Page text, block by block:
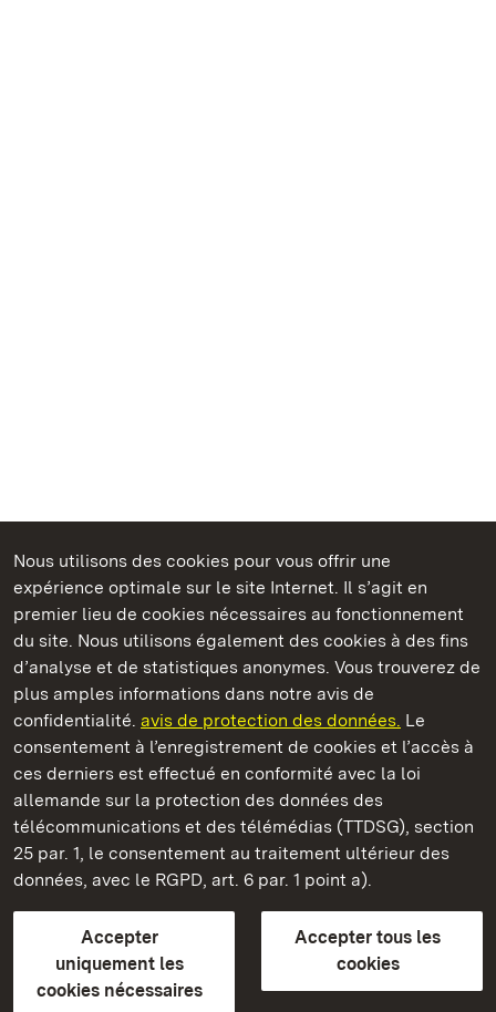
Nous utilisons des cookies pour vous offrir une
expérience optimale sur le site Internet. Il s’agit en
premier lieu de cookies nécessaires au fonctionnement
du site. Nous utilisons également des cookies à des fins
d’analyse et de statistiques anonymes. Vous trouverez de
plus amples informations dans notre avis de
confidentialité. avis de protection des données. Le
consentement à l’enregistrement de cookies et l’accès à
ces derniers est effectué en conformité avec la loi
allemande sur la protection des données des
télécommunications et des télémédias (TTDSG), section
25 par. 1, le consentement au traitement ultérieur des
données, avec le RGPD, art. 6 par. 1 point a).
Accepter
uniquement les
cookies nécessaires
Accepter tous les
cookies
Châteaux et jardins publics du Bade-Wurtemberg
Staatliche Schlösser und Gärten Baden‑Württemberg
Châteaux et jardins publics du Bade-Wurtemberg
ContactFAQ et réponsesMentions légales
Protection des données
Explications sur l’accessibilité
BITV-konform (geprüfte Seiten)
plus loin
Accueil